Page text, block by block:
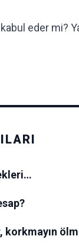
eder mi?
korkmayın